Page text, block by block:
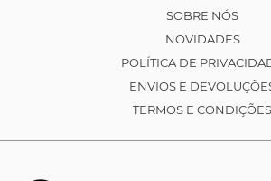
SOBRE NÓS
NOVIDADES
POLÍTICA DE
ENVIOS E
TERMOS E CONDIÇÕES